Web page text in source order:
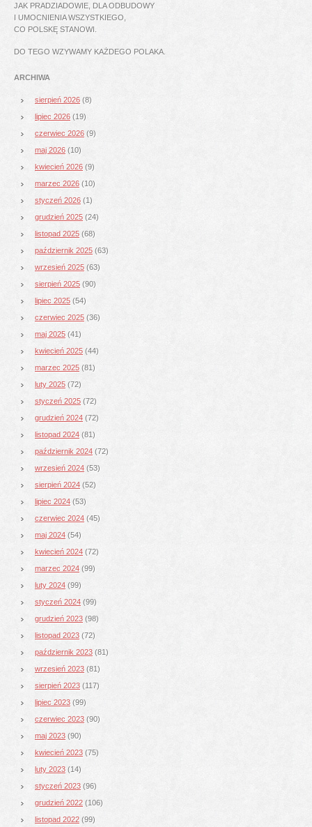
JAK PRADZIADOWIE, DLA ODBUDOWY
I UMOCNIENIA WSZYSTKIEGO,
CO POLSKĘ STANOWI.
DO TEGO WZYWAMY KAŻDEGO POLAKA.
ARCHIWA
sierpień 2026 (8)
lipiec 2026 (19)
czerwiec 2026 (9)
maj 2026 (10)
kwiecień 2026 (9)
marzec 2026 (10)
styczeń 2026 (1)
grudzień 2025 (24)
listopad 2025 (68)
październik 2025 (63)
wrzesień 2025 (63)
sierpień 2025 (90)
lipiec 2025 (54)
czerwiec 2025 (36)
maj 2025 (41)
kwiecień 2025 (44)
marzec 2025 (81)
luty 2025 (72)
styczeń 2025 (72)
grudzień 2024 (72)
listopad 2024 (81)
październik 2024 (72)
wrzesień 2024 (53)
sierpień 2024 (52)
lipiec 2024 (53)
czerwiec 2024 (45)
maj 2024 (54)
kwiecień 2024 (72)
marzec 2024 (99)
luty 2024 (99)
styczeń 2024 (99)
grudzień 2023 (98)
listopad 2023 (72)
październik 2023 (81)
wrzesień 2023 (81)
sierpień 2023 (117)
lipiec 2023 (99)
czerwiec 2023 (90)
maj 2023 (90)
kwiecień 2023 (75)
luty 2023 (14)
styczeń 2023 (96)
grudzień 2022 (106)
listopad 2022 (99)